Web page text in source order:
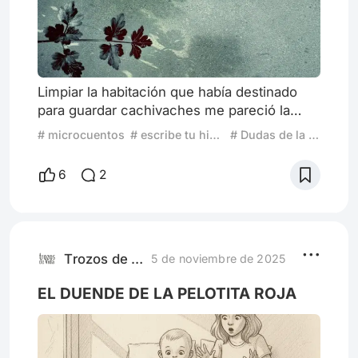
Limpiar la habitación que había destinado
para guardar cachivaches me pareció la
cosa más natural del mundo. Ganar algo de
A mis amigos les pareció algo normal
después de que Mónica y yo nos
saliera de los carriles que había dispues
# microcuentos # escribe tu historia # Dudas de la Realidad
6 2
Trozos de Vida 5 de noviembre de 2025
EL DUENDE DE LA PELOTITA ROJA